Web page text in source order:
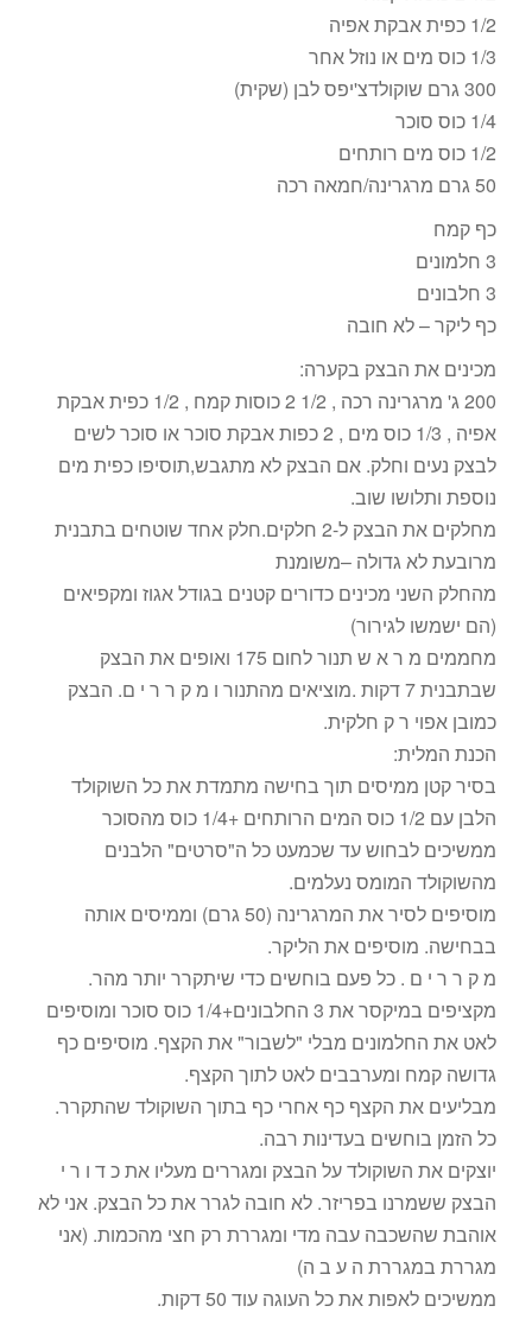
1/2 כפית אבקת אפיה
1/3 כוס מים או נוזל אחר
300 גרם שוקולדצ'יפס לבן (שקית)
1/4 כוס סוכר
1/2 כוס מים רותחים
50 גרם מרגרינה/חמאה רכה
כף קמח
3 חלמונים
3 חלבונים
כף ליקר – לא חובה
מכינים את הבצק בקערה:
200 ג' מרגרינה רכה , 1/2 2 כוסות קמח , 1/2 כפית אבקת
אפיה , 1/3 כוס מים , 2 כפות אבקת סוכר או סוכר לשים
לבצק נעים וחלק. אם הבצק לא מתגבש,תוסיפו כפית מים
נוספת ותלושו שוב.
מחלקים את הבצק ל-2 חלקים.חלק אחד שוטחים בתבנית
מרובעת לא גדולה –משומנת
מהחלק השני מכינים כדורים קטנים בגודל אגוז ומקפיאים
(הם ישמשו לגירור)
מחממים מ ר א ש תנור לחום 175 ואופים את הבצק
שבתבנית 7 דקות .מוציאים מהתנור ו מ ק ר ר י ם. הבצק
כמובן אפוי ר ק חלקית.
הכנת המלית:
בסיר קטן ממיסים תוך בחישה מתמדת את כל השוקולד
הלבן עם 1/2 כוס המים הרותחים +1/4 כוס מהסוכר
ממשיכים לבחוש עד שכמעט כל ה"סרטים" הלבנים
מהשוקולד המומס נעלמים.
מוסיפים לסיר את המרגרינה (50 גרם) וממיסים אותה
בבחישה. מוסיפים את הליקר.
מ ק ר ר י ם . כל פעם בוחשים כדי שיתקרר יותר מהר.
מקציפים במיקסר את 3 החלבונים+1/4 כוס סוכר ומוסיפים
לאט את החלמונים מבלי "לשבור" את הקצף. מוסיפים כף
גדושה קמח ומערבבים לאט לתוך הקצף.
מבליעים את הקצף כף אחרי כף בתוך השוקולד שהתקרר.
כל הזמן בוחשים בעדינות רבה.
יוצקים את השוקולד על הבצק ומגררים מעליו את כ ד ו ר י
הבצק ששמרנו בפריזר. לא חובה לגרר את כל הבצק. אני לא
אוהבת שהשכבה עבה מדי ומגררת רק חצי מהכמות. (אני
מגררת במגררת ה ע ב ה)
ממשיכים לאפות את כל העוגה עוד 50 דקות.